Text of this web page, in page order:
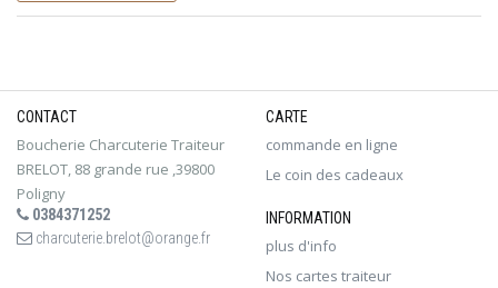
CONTACT
Boucherie Charcuterie Traiteur
BRELOT, 88 grande rue ,39800
Poligny
0384371252
charcuterie.brelot@orange.fr
CARTE
commande en ligne
Le coin des cadeaux
INFORMATION
plus d'info
Nos cartes traiteur